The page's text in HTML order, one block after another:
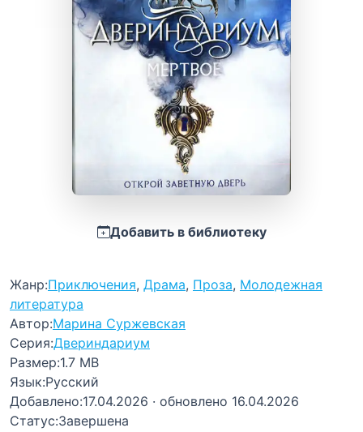
Добавить в библиотеку
Жанр:Приключения, Драма, Проза, Молодежная
литература
Автор:Марина Суржевская
Серия:Двериндариум
Размер:1.7 MB
Язык:Русский
Добавлено:17.04.2026 · обновлено 16.04.2026
Статус:Завершена